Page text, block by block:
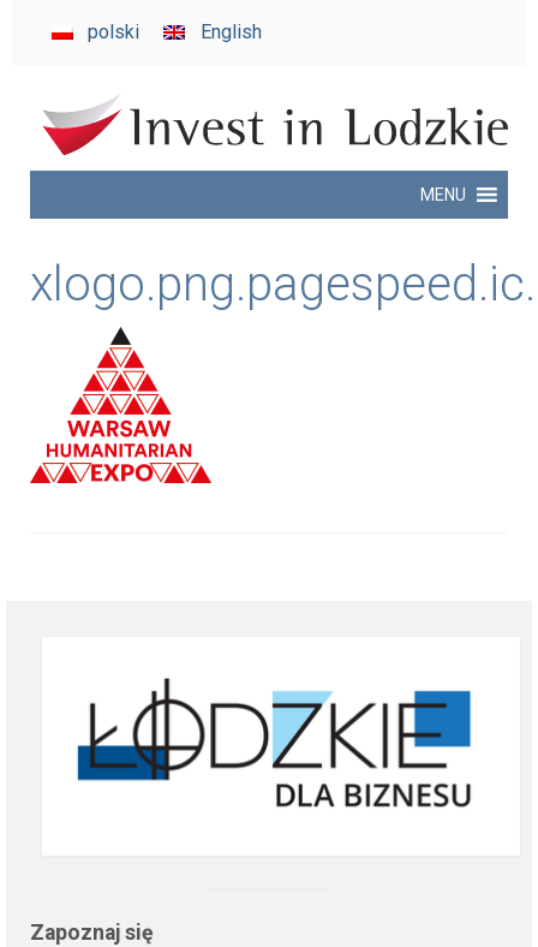
invest
Lodzkie
polski English
MENU
Zapoznaj się